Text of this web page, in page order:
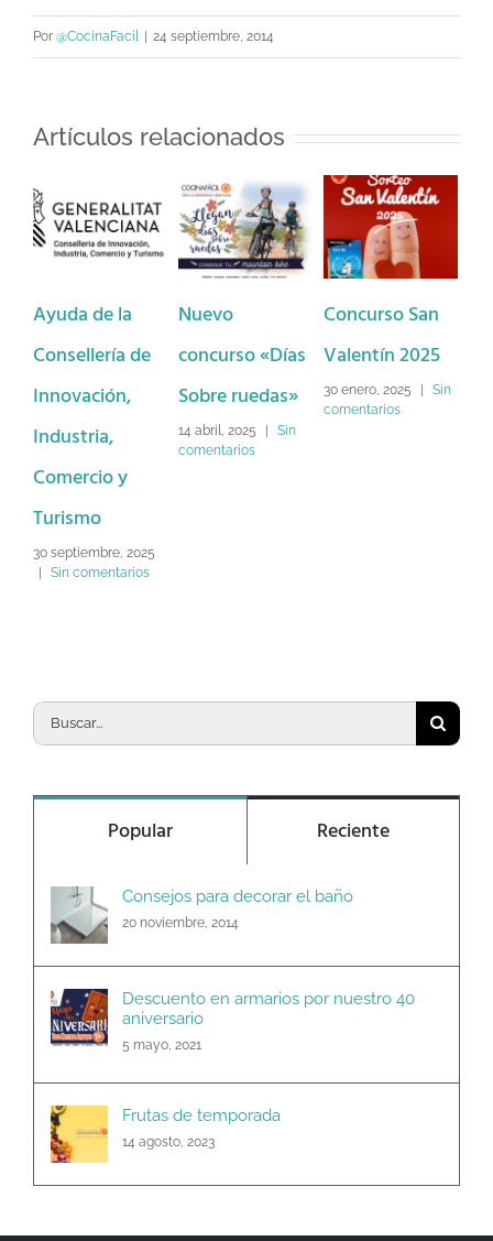
Por @CocinaFacil 24 septiembre, 2014
Artículos relacionados
Ayuda de la
Consellería de
Innovación,
Industria,
Comercio y
Turismo
30 septiembre, 2025
|
Sin comentarios
Nuevo
concurso «Días
Sobre ruedas»
14 abril, 2025 |
Sin
comentarios
Concurso San
Valentín 2025
30 enero, 2025 |
Sin
comentarios
Buscar:
Popular Reciente
Consejos para decorar el baño
20 noviembre, 2014
Descuento en armarios por nuestro 40
aniversario
5 mayo, 2021
Frutas de temporada
14 agosto, 2023